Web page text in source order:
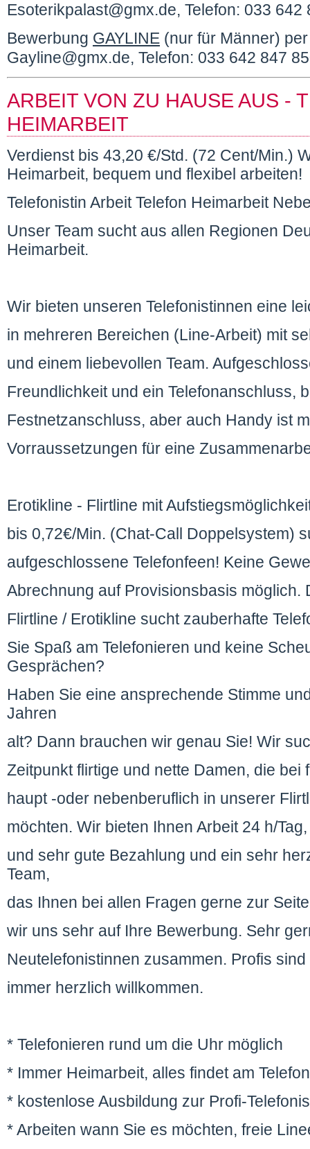
Esoterikpalast@gmx.de, Telefon: 033 642
Bewerbung GAYLINE (nur für Männer)
Gayline@gmx.de, Telefon: 033 642 847
ARBEIT VON ZU HAUSE AUS -
HEIMARBEIT
Verdienst bis 43,20 €/Std. (72 Cent/Min.)
Heimarbeit, bequem und flexibel arbeiten!
Telefonistin Arbeit Telefon Heimarbeit
Unser Team sucht aus allen Regionen
Heimarbeit.
Wir bieten unseren Telefonistinnen eine
in mehreren Bereichen (Line-Arbeit) mit
und einem liebevollen Team.
Freundlichkeit und ein Telefonanschluss,
Festnetzanschluss, aber auch Handy ist
Vorraussetzungen für eine
Erotikline - Flirtline mit
bis 0,72€/Min. (Chat-Call Doppelsystem)
aufgeschlossene Telefonfeen! Keine
Abrechnung auf Provisionsbasis
Flirtline / Erotikline sucht zauberhafte
Sie Spaß am Telefonieren und keine
Gesprächen?
Haben Sie eine ansprechende Stimme
Jahren
alt? Dann brauchen wir genau Sie! Wir
Zeitpunkt flirtige und nette Damen, die
haupt -oder nebenberuflich in unserer
möchten. Wir bieten Ihnen Arbeit 24 h/
und sehr gute Bezahlung und ein sehr
Team,
das Ihnen bei allen Fragen gerne zur
wir uns sehr auf Ihre Bewerbung. Sehr
Neutelefonistinnen zusammen. Profis
immer herzlich willkommen.
* Telefonieren rund um die Uhr möglich
* Immer Heimarbeit, alles findet am
* kostenlose Ausbildung zur Profi-
* Arbeiten wann Sie es möchten, freie